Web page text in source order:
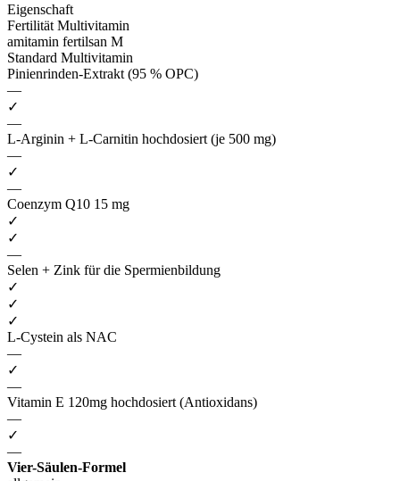
Eigenschaft
Fertilität Multivitamin
amitamin fertilsan M
Standard Multivitamin
Pinienrinden-Extrakt (95 % OPC)
—
✓
—
L-Arginin + L-Carnitin hochdosiert (je 500 mg)
—
✓
—
Coenzym Q10 15 mg
✓
✓
—
Selen + Zink für die Spermienbildung
✓
✓
✓
L-Cystein als NAC
—
✓
—
Vitamin E 120mg hochdosiert (Antioxidans)
—
✓
—
Vier-Säulen-Formel